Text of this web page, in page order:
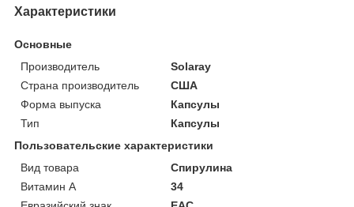
Характеристики
Основные
Производитель
Solaray
Страна производитель
США
Форма выпуска
Капсулы
Тип
Капсулы
Пользовательские характеристики
Вид товара
Спирулина
Витамин А
34